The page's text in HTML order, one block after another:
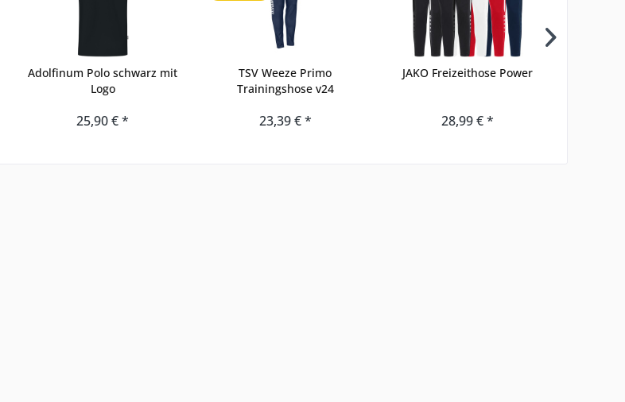
Adolfinum Polo schwarz mit
Logo
25,90 € *
TSV Weeze Primo
Trainingshose v24
23,39 € *
JAKO Freizeithose Power
28,99 € *